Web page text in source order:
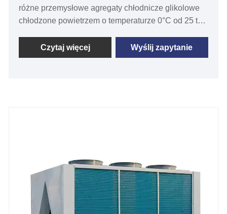
różne przemysłowe agregaty chłodnicze glikolowe
chłodzone powietrzem o temperaturze 0°C od 25 ton
chłodnicze glikolowe i chłodzone wodą agregaty
chłodnicze glikolowe w oparciu o Twoje specyficzne
browarach, winiarniach, młyny do cydru i napoje
spirytusowe, napoje, mleko mleczne, maszyny do
jogurtów, laboratoria, zakłady półprzewodnikowe,
zakłady medyczne, zakłady pilotażowe i niektóre
inne zastosowania, które wymagają dokładnej i
Czytaj więcej Wyślij zapytanie